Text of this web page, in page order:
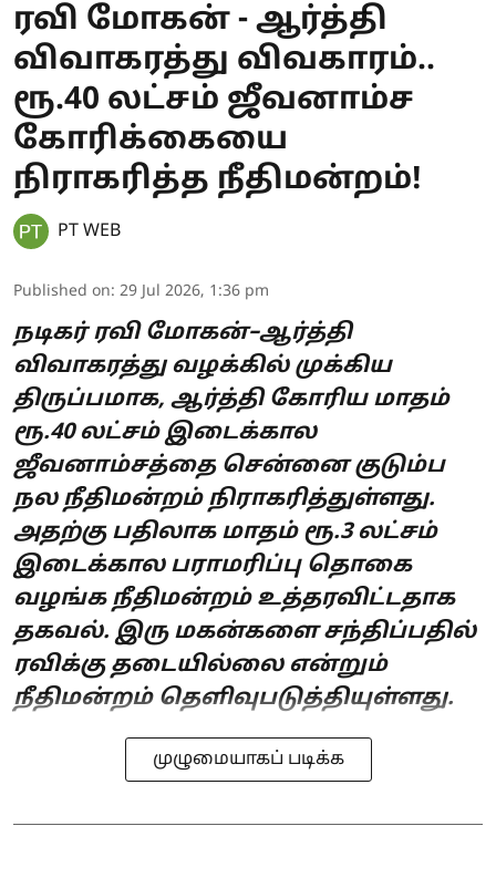
ரவி மோகன் - ஆர்த்தி
விவாகரத்து விவகாரம்..
ரூ.40 லட்சம் ஜீவனாம்ச
கோரிக்கையை
நிராகரித்த நீதிமன்றம்!
PT WEB
Published on: 29 Jul 2026, 1:36 pm
நடிகர் ரவி மோகன்–ஆர்த்தி
விவாகரத்து வழக்கில் முக்கிய
திருப்பமாக, ஆர்த்தி கோரிய மாதம்
ரூ.40 லட்சம் இடைக்கால
ஜீவனாம்சத்தை சென்னை குடும்ப
நல நீதிமன்றம் நிராகரித்துள்ளது.
அதற்கு பதிலாக மாதம் ரூ.3 லட்சம்
இடைக்கால பராமரிப்பு தொகை
வழங்க நீதிமன்றம் உத்தரவிட்டதாக
தகவல். இரு மகன்களை சந்திப்பதில்
ரவிக்கு தடையில்லை என்றும்
நீதிமன்றம் தெளிவுபடுத்தியுள்ளது.
முழுமையாகப் படிக்க